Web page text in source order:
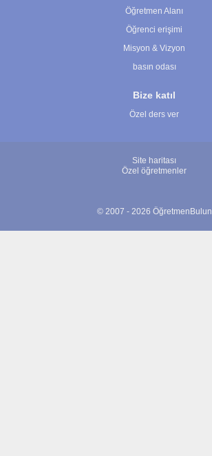
Öğretmen Alanı
Öğrenci erişimi
Misyon & Vizyon
basın odası
Bize katıl
Özel ders ver
Site haritası
Özel öğretmenler
© 2007 - 2026 ÖğretmenBulun